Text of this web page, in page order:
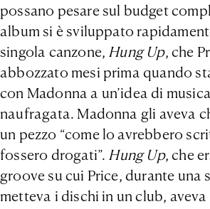
possano pesare sul budget
album si è sviluppato
singola canzone, Hung Up, che
abbozzato mesi prima quando
con Madonna a un’idea di
naufragata. Madonna gli aveva
un pezzo “come lo avrebbero
fossero drogati”. Hung Up, che
groove su cui Price, durante una
metteva i dischi in un club,